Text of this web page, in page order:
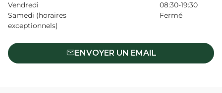
Vendredi
08:30-19:30
Samedi (horaires
exceptionnels)
Fermé
ENVOYER UN EMAIL